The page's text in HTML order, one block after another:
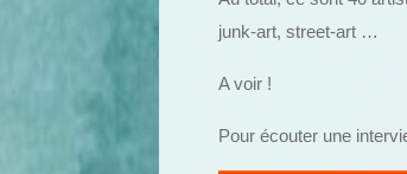
junk-art, street-art …
A voir !
Pour écouter une